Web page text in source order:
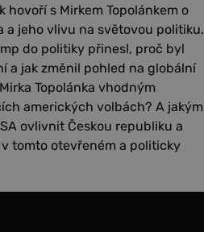
hovoří s Mirkem Topolánkem o
a jeho vlivu na světovou politiku.
do politiky přinesl, proč byl
a jak změnil pohled na globální
Topolánka vhodným
amerických volbách? A jakým
ovlivnit Českou republiku a
tomto otevřeném a politicky